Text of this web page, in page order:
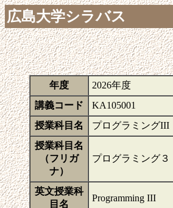
広島大学シラバス
年度
2026年度
講義コード
KA105001
授業科目名
プログラミングIII
授業科目名
（フリガ
ナ）
プログラミング３
英文授業科
目名
Programming III